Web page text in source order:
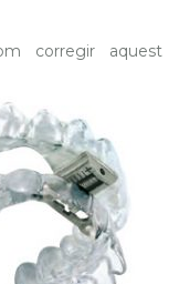
corregir aquest